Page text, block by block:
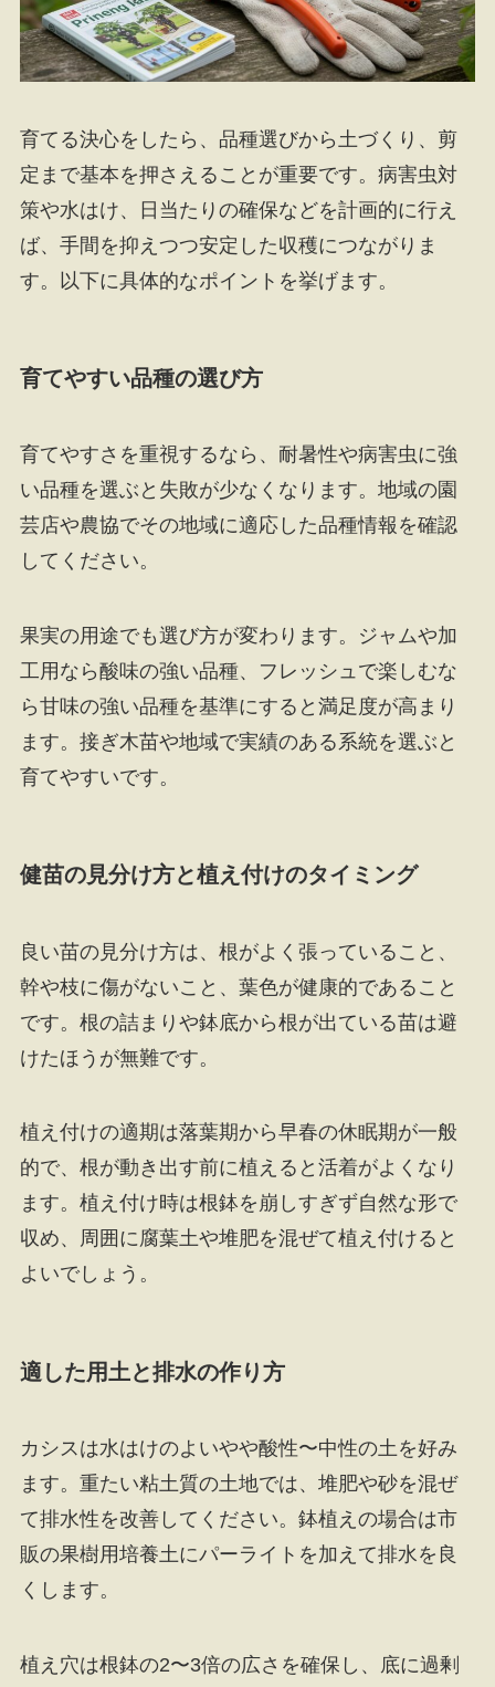
育てる決心をしたら、品種選びから土づくり、剪
定まで基本を押さえることが重要です。病害虫対
策や水はけ、日当たりの確保などを計画的に行え
ば、手間を抑えつつ安定した収穫につながりま
す。以下に具体的なポイントを挙げます。
育てやすい品種の選び方
育てやすさを重視するなら、耐暑性や病害虫に強
い品種を選ぶと失敗が少なくなります。地域の園
芸店や農協でその地域に適応した品種情報を確認
してください。
果実の用途でも選び方が変わります。ジャムや加
工用なら酸味の強い品種、フレッシュで楽しむな
ら甘味の強い品種を基準にすると満足度が高まり
ます。接ぎ木苗や地域で実績のある系統を選ぶと
育てやすいです。
健苗の見分け方と植え付けのタイミング
良い苗の見分け方は、根がよく張っていること、
幹や枝に傷がないこと、葉色が健康的であること
です。根の詰まりや鉢底から根が出ている苗は避
けたほうが無難です。
植え付けの適期は落葉期から早春の休眠期が一般
的で、根が動き出す前に植えると活着がよくなり
ます。植え付け時は根鉢を崩しすぎず自然な形で
収め、周囲に腐葉土や堆肥を混ぜて植え付けると
よいでしょう。
適した用土と排水の作り方
カシスは水はけのよいやや酸性〜中性の土を好み
ます。重たい粘土質の土地では、堆肥や砂を混ぜ
て排水性を改善してください。鉢植えの場合は市
販の果樹用培養土にパーライトを加えて排水を良
くします。
植え穴は根鉢の2〜3倍の広さを確保し、底に過剰